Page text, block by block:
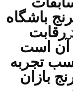
باشگاه
رقابت
آن است
تجربه
بازان